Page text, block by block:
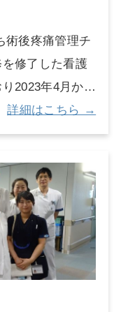
ファレンス
ルワーカー ・
など多職種で構
生命維持治療
析など）の継
終段階における
検討 ・医学的
んや家族が望
意思決定できな
ない場合の検
会の下部組織
に活動を開始し
談に対応してい
倫理研修を年
術後疼痛管理チ
修了した看護
2023年4月から
法（IV-PCA）と
て、適切な疼痛
んでいます。
ムメンバーで共
護師にフィー
の質向上に努
病棟と連携を
詳細はこちら →